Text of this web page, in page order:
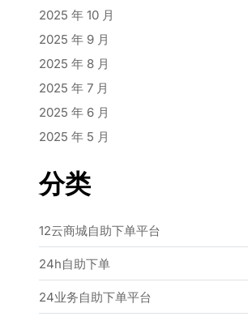
2025 年 10 月
2025 年 9 月
2025 年 8 月
2025 年 7 月
2025 年 6 月
2025 年 5 月
分类
12云商城自助下单平台
24h自助下单
24业务自助下单平台